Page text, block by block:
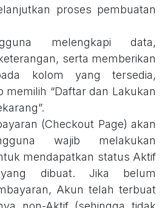
proses pembuatan
melengkapi data,
serta memberikan
kolom yang tersedia,
memilih “Daftar dan Lakukan
(Checkout Page) akan
wajib melakukan
mendapatkan status Aktif
dibuat. Jika belum
Akun telah terbuat